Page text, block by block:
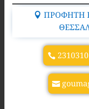
ΠΡΟΦΗΤΗ